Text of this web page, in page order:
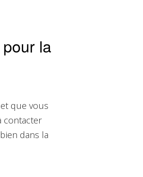
la
que vous
contacter
dans la